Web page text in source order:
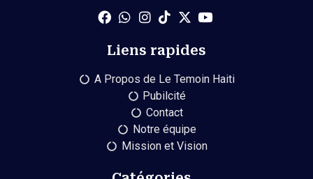
Liens rapides
A Propos de Le Temoin Haiti
Pubilcité
Contact
Notre équipe
Mission et Vision